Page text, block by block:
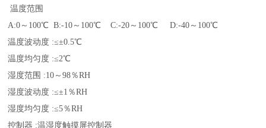
温度范围
A:0～100℃ B:-10～100℃ C:-20～100℃ D:-40～100℃
温度波动度 :≤±0.5℃
温度均匀度 :≤2℃
湿度范围 :10～98％RH
湿度波动度 :≤±1％RH
湿度均匀度 :≤5％RH
控制器 :温湿度触摸屏控制器